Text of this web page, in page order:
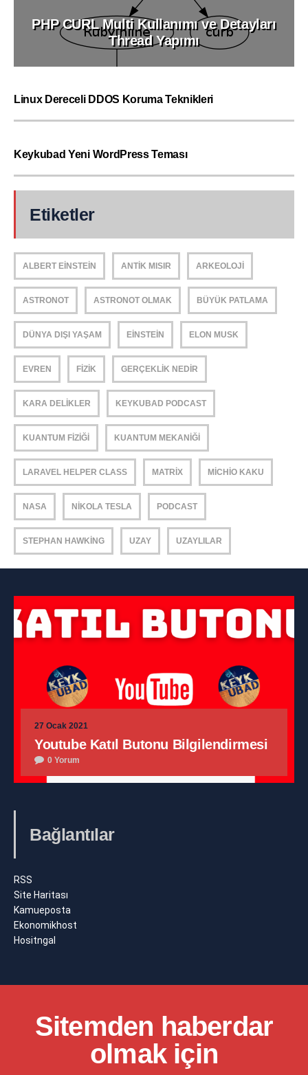
PHP CURL Multi Kullanımı ve Detayları
Thread Yapımı
Linux Dereceli DDOS Koruma Teknikleri
Keykubad Yeni WordPress Teması
Etiketler
ALBERT EINSTEIN ANTIK MISIR ARKEOLOJI
ASTRONOT ASTRONOT OLMAK BÜYÜK PATLAMA
DÜNYA DIŞI YAŞAM EINSTEIN ELON MUSK
EVREN FIZIK GERÇEKLIK NEDIR
KARA DELIKLER KEYKUBAD PODCAST
KUANTUM FIZIĞI KUANTUM MEKANIĞI
LARAVEL HELPER CLASS MATRIX MICHIO KAKU
NASA NIKOLA TESLA PODCAST
STEPHAN HAWKING UZAY UZAYLILAR
27 Ocak 2021
Youtube Katıl Butonu Bilgilendirmesi
0 Yorum
Bağlantılar
RSS
Site Haritası
Kamueposta
Ekonomikhost
Hositngal
Sitemden haberdar
olmak için